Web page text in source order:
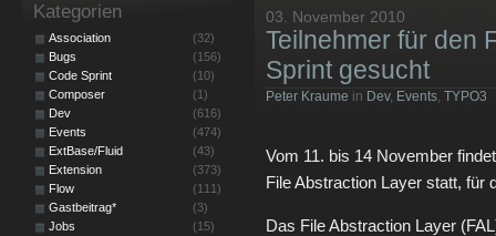
03. November 2010
Teilnehmer für den
Sprint gesucht
Peter Kraume in Dev, Events, TYPO3
Vom 11. bis 14 November
File Abstraction Layer statt, für
Das File Abstraction Layer
Kategorien
Association
(32)
Bugs
(156)
Code Sprint
(10)
Composer
(1)
Dev
(616)
Events
(474)
ExtBase/Fluid
(43)
Extension
(373)
Flow
(111)
Gastbeitrag*
(3)
Jobs
(15)